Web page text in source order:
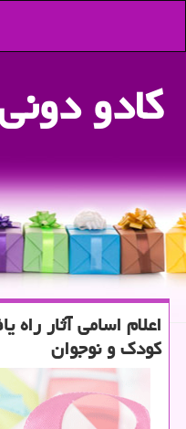
كادو
اعلام اسامی آثار راه
كودك و نوجوان